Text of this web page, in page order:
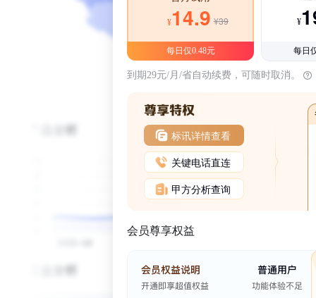
¥14.9 ¥39
每日仅0.48元
¥
每日
到期29元/月/省自动续费，可随时取消。
标讯详情查看
关键电话直连
甲方分析查询
会员尊享权益